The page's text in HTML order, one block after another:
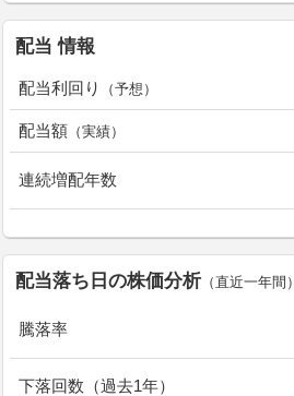
配当 情報
配当利回り （予想）
配当額 （実績）
連続増配年数
配当落ち日の株価分析（直近一年間）
騰落率
下落回数（過去1年）